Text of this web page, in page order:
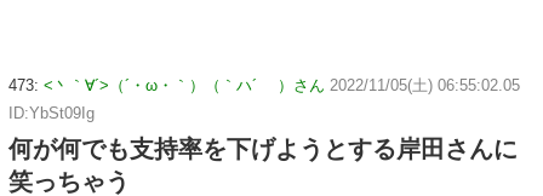
473: <丶｀∀´>（´・ω・｀）（｀ハ´ ）さん 2022/11/05(土) 06:55:02.05
ID:YbSt09Ig
何が何でも支持率を下げようとする岸田さんに
笑っちゃう